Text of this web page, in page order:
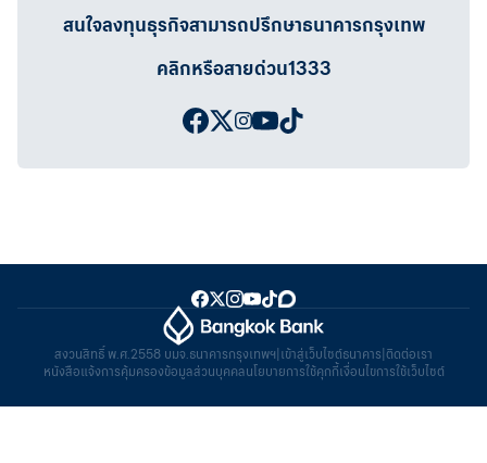
สนใจลงทุนธุรกิจสามารถปรึกษาธนาคารกรุงเทพ
คลิกหรือสายด่วน1333
สงวนสิทธิ์ พ.ศ.2558 บมจ.ธนาคารกรุงเทพฯ เข้าสู่เว็บไซต์ธนาคาร ติดต่อเรา
หนังสือแจ้งการคุ้มครองข้อมูลส่วนบุคคลนโยบายการใช้คุกกี้เงื่อนไขการใช้เว็บไซต์